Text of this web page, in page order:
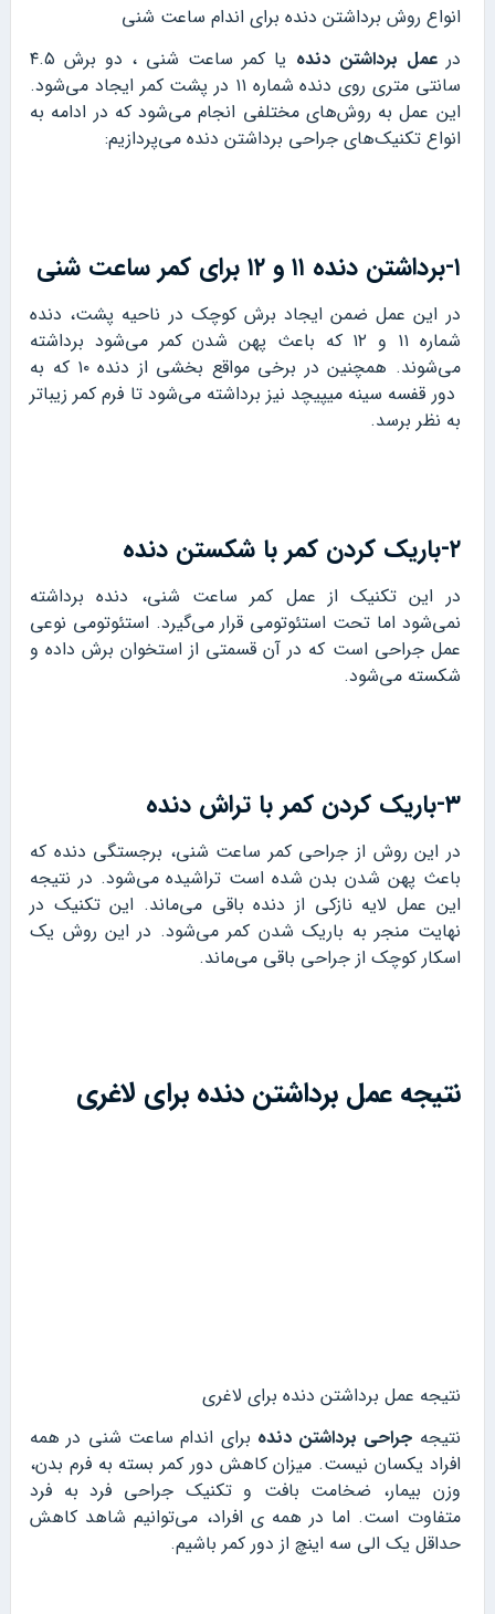
انواع روش برداشتن دنده برای اندام ساعت شنی
در عمل برداشتن دنده
یا کمر ساعت شنی ، دو برش ۴.۵
سانتی متری روی دنده شماره ۱۱ در پشت کمر ایجاد می‌شود.
این عمل به روش‌های مختلفی انجام می‌شود که در ادامه به
انواع تکنیک‌های جراحی برداشتن دنده می‌پردازیم:
۱-برداشتن دنده ۱۱ و ۱۲ برای کمر ساعت شنی
در این عمل ضمن ایجاد برش کوچک در ناحیه پشت، دنده
شماره ۱۱ و ۱۲ که باعث پهن شدن کمر می‌شود برداشته
می‌شوند. همچنین در برخی مواقع بخشی از دنده ۱۰ که به
دور قفسه سینه میپیچد نیز برداشته می‌شود تا فرم کمر زیباتر
به نظر برسد.
۲-باریک کردن کمر با شکستن دنده
در این تکنیک از عمل کمر ساعت شنی، دنده برداشته
نمی‌شود اما تحت استئوتومی قرار می‌گیرد. استئوتومی نوعی
عمل جراحی است که در آن قسمتی از استخوان برش داده و
شکسته می‌شود.
۳-باریک کردن کمر با تراش دنده
در این روش از جراحی کمر ساعت شنی، برجستگی دنده که
باعث پهن شدن بدن شده است تراشیده می‌شود. در نتیجه
این عمل لایه نازکی از دنده باقی می‌ماند. این تکنیک در
نهایت منجر به باریک شدن کمر می‌شود. در این روش یک
اسکار کوچک از جراحی باقی می‌ماند.
نتیجه عمل برداشتن دنده برای لاغری
نتیجه عمل برداشتن دنده برای لاغری
نتیجه جراحی برداشتن دنده برای اندام ساعت شنی در همه
افراد یکسان نیست. میزان کاهش دور کمر بسته به فرم بدن،
وزن بیمار، ضخامت بافت و تکنیک جراحی فرد به فرد
متفاوت است. اما در همه ی افراد، می‌توانیم شاهد کاهش
حداقل یک الی سه اینچ از دور کمر باشیم.